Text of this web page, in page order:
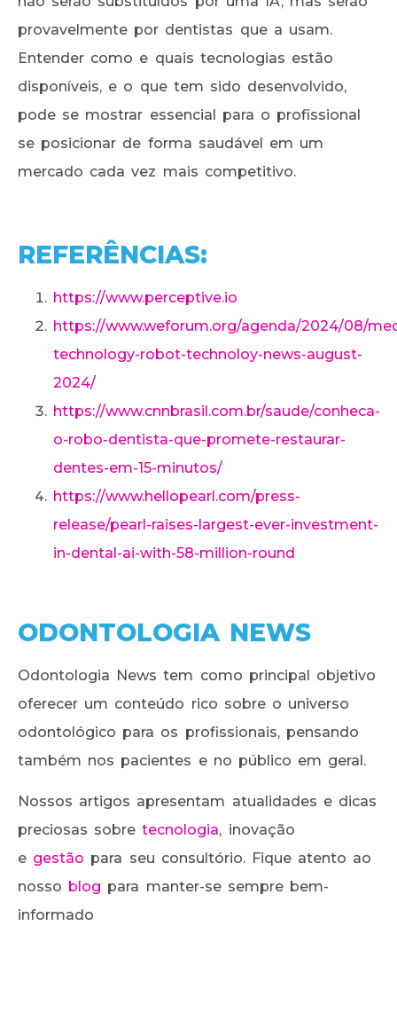
provavelmente por dentistas que a usam.
Entender como e quais tecnologias estão
disponíveis, e o que tem sido desenvolvido,
pode se mostrar essencial para o profissional
se posicionar de forma saudável em um
mercado cada vez mais competitivo.
REFERÊNCIAS:
https://www.perceptive.io
https://www.weforum.org/agenda/2024/08/
technology-robot-technoloy-news-august-
2024/
https://www.cnnbrasil.com.br/saude/conheca-
o-robo-dentista-que-promete-restaurar-
dentes-em-15-minutos/
https://www.hellopearl.com/press-
release/pearl-raises-largest-ever-investment-
in-dental-ai-with-58-million-round
ODONTOLOGIA NEWS
Odontologia News tem como principal objetivo
oferecer um conteúdo rico sobre o universo
odontológico para os profissionais, pensando
também nos pacientes e no público em geral.
Nossos artigos apresentam atualidades e dicas
preciosas sobretecnologia, inovação
e gestão para seu consultório. Fique atento ao
nosso blog para manter-se sempre bem-
informado